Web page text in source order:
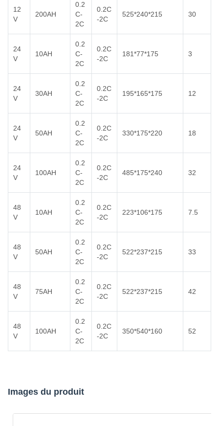
12
V
200AH
0.2
C-
2C
0.2C
-2C
525*240*215 30
24
V
10AH
0.2
C-
2C
0.2C
-2C
181*77*175 3
24
V
30AH
0.2
C-
2C
0.2C
-2C
195*165*175 12
24
V
50AH
0.2
C-
2C
0.2C
-2C
330*175*220 18
24
V
100AH
0.2
C-
2C
0.2C
-2C
485*175*240 32
48
V
10AH
0.2
C-
2C
0.2C
-2C
223*106*175 7.5
48
V
50AH
0.2
C-
2C
0.2C
-2C
522*237*215 33
48
V
75AH
0.2
C-
2C
0.2C
-2C
522*237*215 42
48
V
100AH
0.2
C-
2C
0.2C
-2C
350*540*160 52
Images du produit